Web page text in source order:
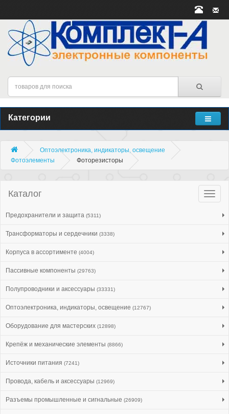
Категории
Оптоэлектроника, индикаторы, освещение
Фотоэлементы
Фоторезисторы
Каталог
Предохранители и защита (5311)
Трансформаторы и сердечники (3338)
Корпуса в ассортименте (4004)
Пассивные компоненты (29763)
Полупроводники и аксессуары (33331)
Оптоэлектроника, индикаторы, освещение (12767)
Оборудование для мастерских (12898)
Крепёж и механические элементы (8866)
Источники питания (7241)
Провода, кабель и аксессуары (12969)
Разъемы промышленные и сигнальные (26909)